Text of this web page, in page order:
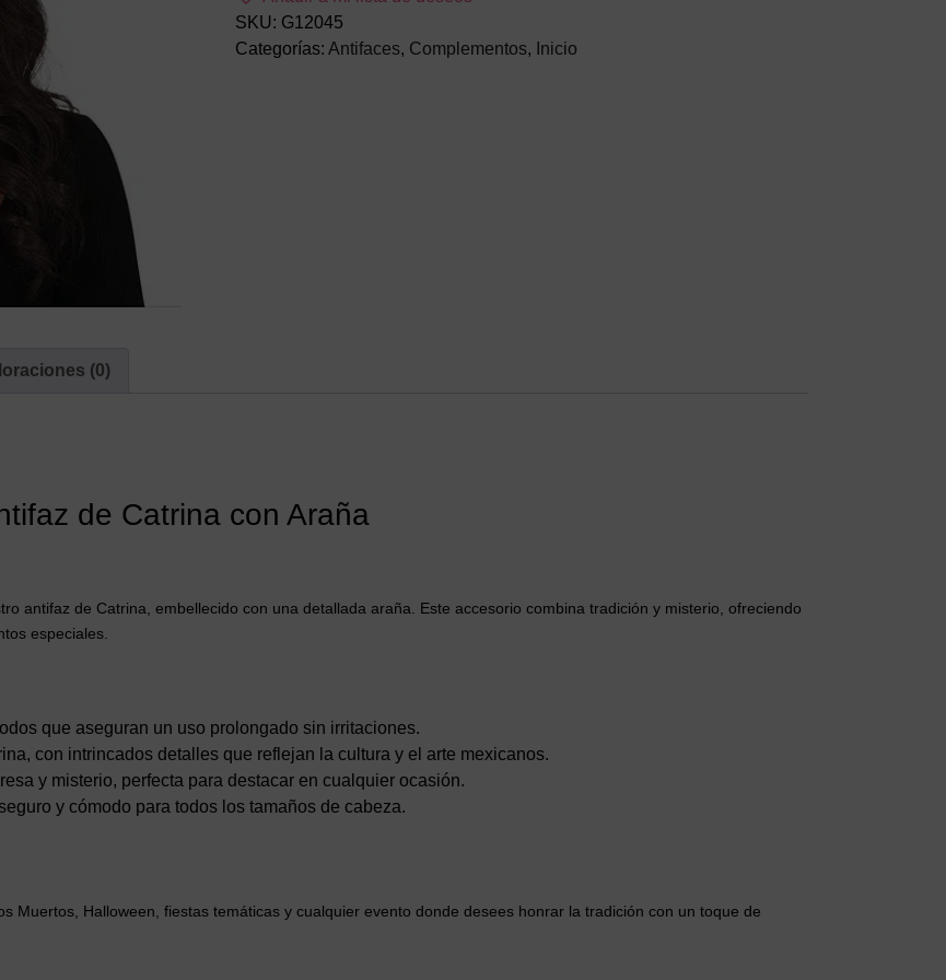
SKU: G12045
Categorías: Antifaces, Complementos, Inicio
(0)
de Catrina con Araña
antifaz de Catrina, embellecido con una detallada araña. Este accesorio combina tradición y misterio, ofreciendo
especiales.
que aseguran un uso prolongado sin irritaciones.
con intrincados detalles que reflejan la cultura y el arte mexicanos.
y misterio, perfecta para destacar en cualquier ocasión.
y cómodo para todos los tamaños de cabeza.
Muertos, Halloween, fiestas temáticas y cualquier evento donde desees honrar la tradición con un toque de